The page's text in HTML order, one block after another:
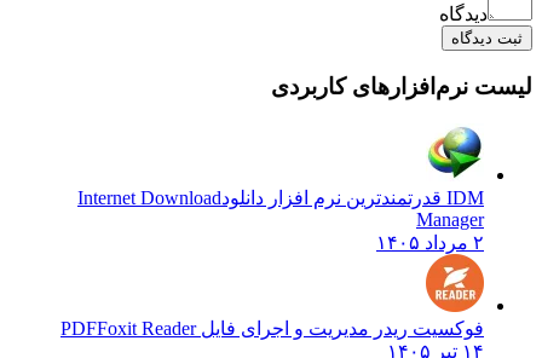
نرم‌افزارهای کاربردی
Internet Download
Manager
فوکسیت ریدر مدیریت و اجرای فایل PDFFoxit Reader